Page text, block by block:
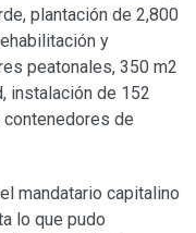
plantación de 2,800
y
peatonales, 350 m2
instalación de 152
de
mandatario capitalino
lo que pudo